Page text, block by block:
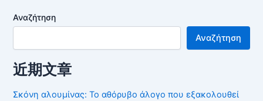
Αναζήτηση
Αναζήτηση
近期文章
Σκόνη αλουμίνας: Το αθόρυβο άλογο που εξακολουθεί